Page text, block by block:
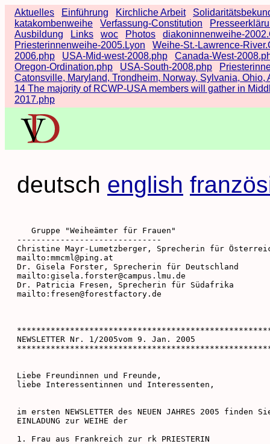
Aktuelles Einführung Kirchliche Arbeit
katakombenweihe
Verfassung-Constitution
Ausbildung
Links woc Photos
diakoninnenweihe-
Priesterinnenweihe-2005.Lyon
Weihe-St.-Lawrence-
2006.php
USA-Mid-west-2008.php
Canada-West-
Oregon-Ordination.php
USA-South-2008.php
Catonsville, Maryland, Trondheim, Norway, Sylvania, Ohio,
14 The majority of RCWP-USA members will gather in
2017.php
deutsch english
   Gruppe "Weiheämter für Frauen"
------------------------------
Christine Mayr-Lumetzberger, Sprecherin für
mailto:mmcml@ping.at
Dr. Gisela Forster, Sprecherin für Deutschland
mailto:gisela.forster@campus.lmu.de
Dr. Patricia Fresen, Sprecherin für Südafrika
mailto:fresen@forestfactory.de
NEWSLETTER Nr. 1/2005vom 9. Jan. 2005
Liebe Freundinnen und Freunde,
liebe Interessentinnen und Interessenten,
im ersten NEWSLETTER des NEUEN JAHRES 2005 finden
EINLADUNG zur WEIHE der
1. Frau aus Frankreich zur rk PRIESTERIN